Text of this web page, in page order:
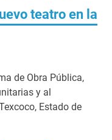
teatro en la
de Obra Pública,
y al
Estado de